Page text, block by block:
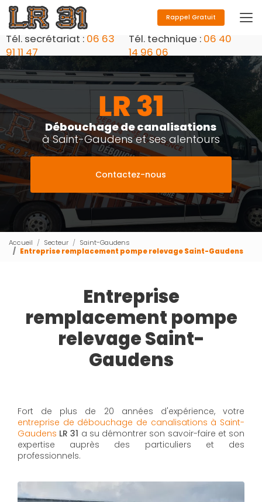
Aller
au
contenu
principal
Tél. secrétariat : 06 63
91 11 47
Tél. technique : 06 40
14 96 06
Rappel Gratuit
Débouchage de canalisations
à Saint-Gaudens et ses alentours
Contactez-nous
Accueil Secteur
Saint-Gaudens
Entreprise remplacement pompe relevage Saint-Gaudens
Entreprise
remplacement pompe
relevage Saint-
Gaudens
Fort de plus de 20 années d'expérience, votre
entreprise de débouchage de canalisations à Saint-
Gaudens LR 31 a su démontrer son savoir-faire et son
expertise auprès des particuliers et des
professionnels.